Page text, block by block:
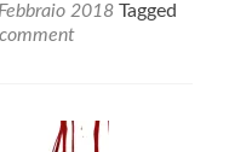
2018 Tagged